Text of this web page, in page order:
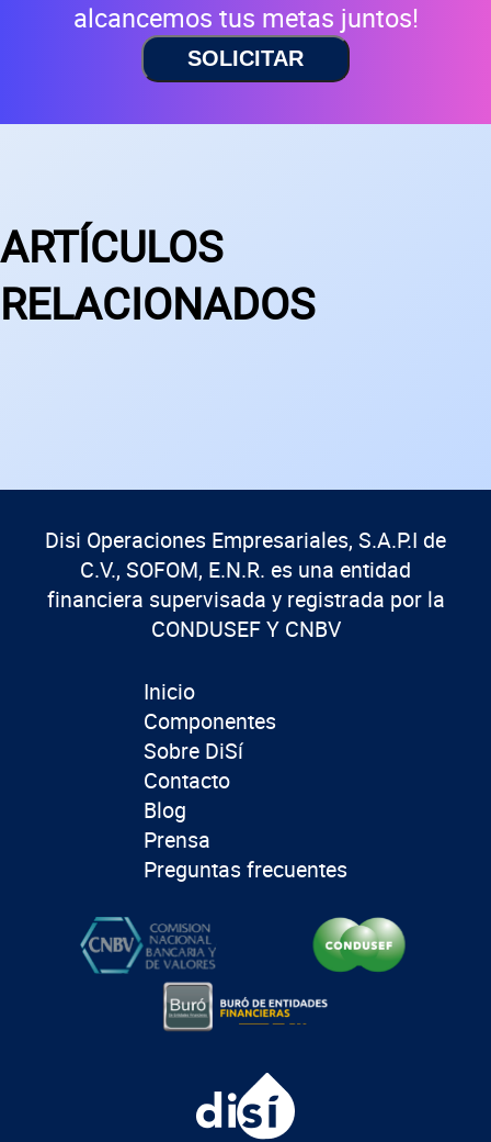
alcancemos tus metas juntos!
SOLICITAR
ARTÍCULOS
RELACIONADOS
Inicio
Componentes
Sobre DiSí
Contacto
Blog
Prensa
Preguntas frecuentes
Disi Operaciones Empresariales, S.A.P.I de
C.V., SOFOM, E.N.R. es una entidad
financiera supervisada y registrada por la
CONDUSEF Y CNBV